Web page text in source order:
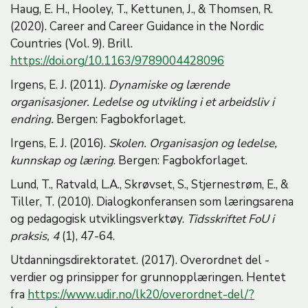
Haug, E. H., Hooley, T., Kettunen, J., & Thomsen, R.
(2020). Career and Career Guidance in the Nordic
Countries (Vol. 9). Brill.
https://doi.org/10.1163/9789004428096
Irgens, E. J. (2011). Dynamiske og lærende
organisasjoner. Ledelse og utvikling i et arbeidsliv i
endring. Bergen: Fagbokforlaget.
Irgens, E. J. (2016). Skolen. Organisasjon og ledelse,
kunnskap og læring. Bergen: Fagbokforlaget.
Lund, T., Ratvald, L.A., Skrøvset, S., Stjernestrøm, E., &
Tiller, T. (2010). Dialogkonferansen som læringsarena
og pedagogisk utviklingsverktøy. Tidsskriftet FoU i
praksis, 4(1), 47-64.
Utdanningsdirektoratet. (2017). Overordnet del -
verdier og prinsipper for grunnopplæringen. Hentet
fra https://www.udir.no/lk20/overordnet-del/?